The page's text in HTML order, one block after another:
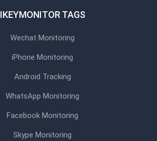
IKEYMONITOR TAGS
Wechat Monitoring
iPhone Monitoring
Android Tracking
WhatsApp Monitoring
Facebook Monitoring
Skype Monitoring